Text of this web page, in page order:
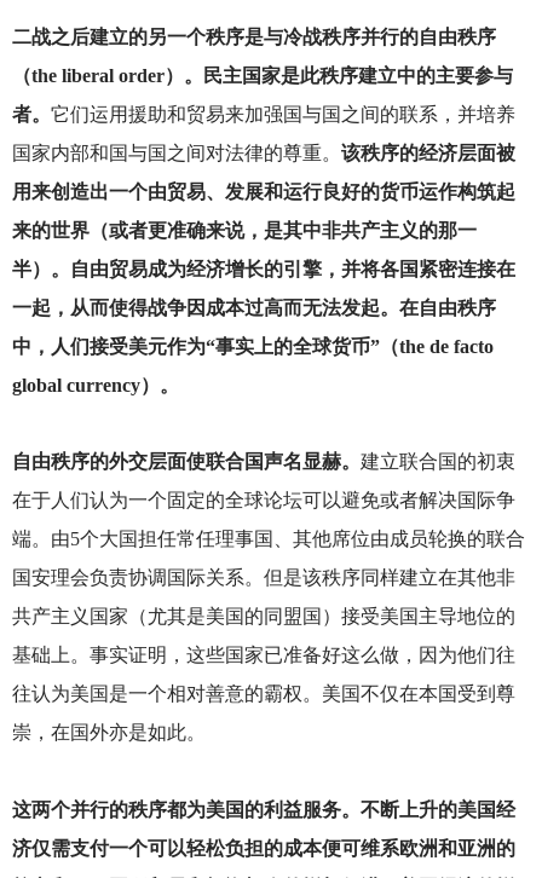
二战之后建立的另一个秩序是与冷战秩序并行的自由秩序
（the liberal order）。民主国家是此秩序建立中的主要参与
者。 它们运用援助和贸易来加强国与国之间的联系，并培养
国家内部和国与国之间对法律的尊重。 该秩序的经济层面被
用来创造出一个由贸易、发展和运行良好的货币运作构筑起
来的世界（或者更准确来说，是其中非共产主义的那一
半）。自由贸易成为经济增长的引擎，并将各国紧密连接在
一起，从而使得战争因成本过高而无法发起。在自由秩序
中，人们接受美元作为“事实上的全球货币”（the de facto
global currency）。
自由秩序的外交层面使联合国声名显赫。 建立联合国的初衷
在于人们认为一个固定的全球论坛可以避免或者解决国际争
端。由5个大国担任常任理事国、其他席位由成员轮换的联合
国安理会负责协调国际关系。但是该秩序同样建立在其他非
共产主义国家（尤其是美国的同盟国）接受美国主导地位的
基础上。事实证明，这些国家已准备好这么做，因为他们往
往认为美国是一个相对善意的霸权。美国不仅在本国受到尊
崇，在国外亦是如此。
这两个并行的秩序都为美国的利益服务。不断上升的美国经
济仅需支付一个可以轻松负担的成本便可维系欧洲和亚洲的